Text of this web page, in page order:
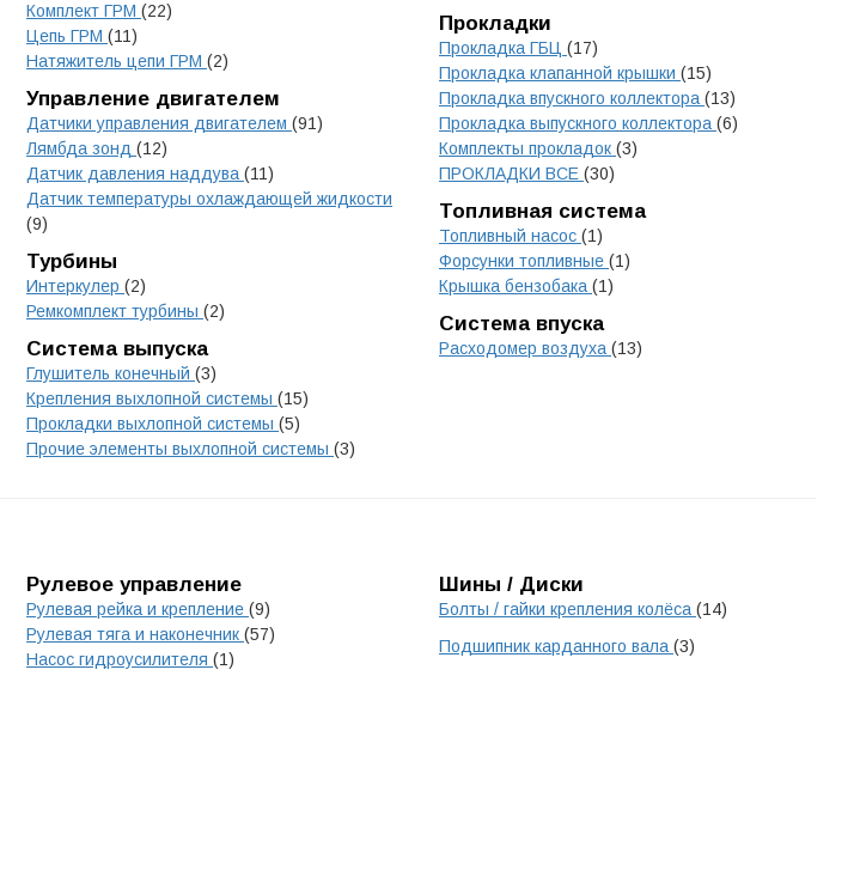
Комплект ГРМ (22)
Цепь ГРМ (11)
Натяжитель цепи ГРМ (2)
Прокладки
Прокладка ГБЦ (17)
Прокладка клапанной крышки (15)
Прокладка впускного коллектора (13)
Прокладка выпускного коллектора (6)
Комплекты прокладок (3)
ПРОКЛАДКИ ВСЕ (30)
Управление двигателем
Датчики управления двигателем (91)
Лямбда зонд (12)
Датчик давления наддува (11)
Датчик температуры охлаждающей жидкости
(9)
Топливная система
Топливный насос (1)
Форсунки топливные (1)
Крышка бензобака (1)
Турбины
Интеркулер (2)
Ремкомплект турбины (2)
Система впуска
Расходомер воздуха (13)
Система выпуска
Глушитель конечный (3)
Крепления выхлопной системы (15)
Прокладки выхлопной системы (5)
Прочие элементы выхлопной системы (3)
Рулевое управление
Рулевая рейка и крепление (9)
Рулевая тяга и наконечник (57)
Насос гидроусилителя (1)
Шины / Диски
Болты / гайки крепления колёса (14)
Подшипник карданного вала (3)